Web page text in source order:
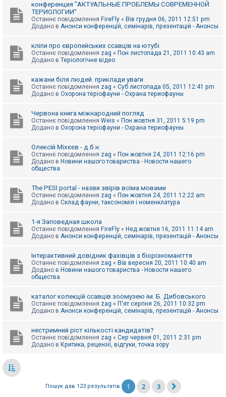
конференция "АКТУАЛЬНЫЕ ПРОБЛЕМЫ СОВРЕМЕННОЙ
ТЕРИОЛОГИИ"
Останнє повідомлення FireFly « Вів грудня 06, 2011 12:51 pm
Додано в Анонси конференцій, семінарів, презентацій - Анонсы
кліпи про європейських ссавців на ютубі
Останнє повідомлення zag « Пон листопада 21, 2011 10:43 am
Додано в Теріологічне відео
кажани біля людей. приклади уваги
Останнє повідомлення zag « Суб листопада 05, 2011 12:41 pm
Додано в Охорона теріофауни - Охрана териофауны
Червона книга міжнародний погляд
Останнє повідомлення Weis « Пон жовтня 31, 2011 5:19 pm
Додано в Охорона теріофауни - Охрана териофауны
Олексій Міхєєв - д.б.н.
Останнє повідомлення zag « Пон жовтня 24, 2011 12:16 pm
Додано в Новини нашого товариства - Новости нашего
общества
The PESI portal - назви звірів всіма мовами
Останнє повідомлення zag « Пон жовтня 24, 2011 12:22 am
Додано в Склад фауни, таксономія і номенклатура
1-я Заповедная школа
Останнє повідомлення FireFly « Нед жовтня 16, 2011 11:14 am
Додано в Анонси конференцій, семінарів, презентацій - Анонсы
Інтерактивний довідник фахівців з біорізноманіття
Останнє повідомлення zag « Вів вересня 20, 2011 10:40 am
Додано в Новини нашого товариства - Новости нашего
общества
каталог колекцій ссавців зоомузею ім. Б. Дибовського
Останнє повідомлення zag « П'ят серпня 26, 2011 10:32 pm
Додано в Анонси конференцій, семінарів, презентацій - Анонсы
нестримний ріст кількості кандидатів?
Останнє повідомлення zag « Сер червня 01, 2011 2:31 pm
Додано в Критика, рецензії, відгуки, точка зору
Пошук дав 123 результатів 1 2 3